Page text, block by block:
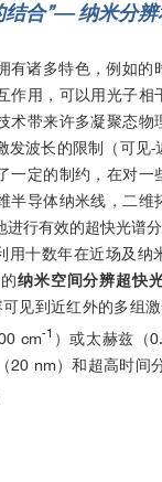
结合”— 纳米分辨
有诸多特色，例如的
作用，可以用光子相
术带来许多凝聚态物
发波长的限制（可见-
一定的制约，在对一
半导体纳米线，二维
进行有效的超快光谱
用十数年在近场及纳
纳米空间分辨超快
见到近红外的多组
cm-1 ）或太赫兹（
20 nm）和超高时间